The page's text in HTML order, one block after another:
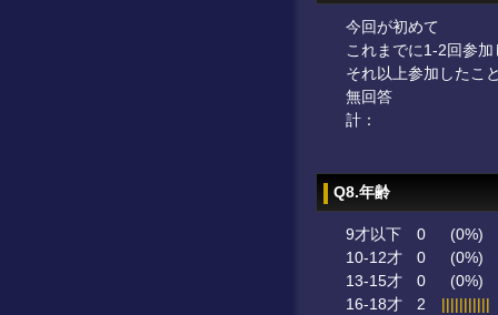
今回が初めて
これまでに1-2回参
それ以上参加したこ
無回答
計：
Q8.年齢
9才以下 0
(0%)
10-12才
0
(0%)
13-15才
0
(0%)
16-18才
2 |||||||||||